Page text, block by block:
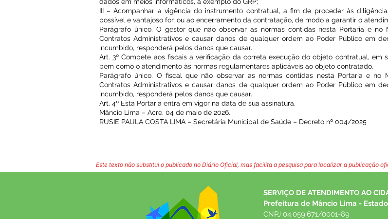
III – Acompanhar a vigência do instrumento contratual, a fim de proceder às
possível e vantajoso for, ou ao encerramento da contratação, de modo a garantir o
Parágrafo único. O gestor que não observar as normas contidas nesta Portaria e no
Contratos Administrativos e causar danos de qualquer ordem ao Poder Público em
incumbido, responderá pelos danos que causar.
Art. 3º Compete aos fiscais a verificação da correta execução do objeto contratual, em
bem como o atendimento às normas regulamentares aplicáveis ao objeto contratado.
Parágrafo único. O fiscal que não observar as normas contidas nesta Portaria e no
Contratos Administrativos e causar danos de qualquer ordem ao Poder Público em
incumbido, responderá pelos danos que causar.
Art. 4º Esta Portaria entra em vigor na data de sua assinatura.
Mâncio Lima – Acre, 04 de maio de 2026.
RUSIE PAULA COSTA LIMA – Secretária Municipal de Saúde – Decreto nº 004/2025
Este texto não substitui o publicado no Diário Oficial, mas facilita a pesquisa para localizar a publicação
SERVIÇO DE ATENDIMENTO AO
Prefeitura de Mâncio Lima -
CNPJ 04.059.671/0001-89